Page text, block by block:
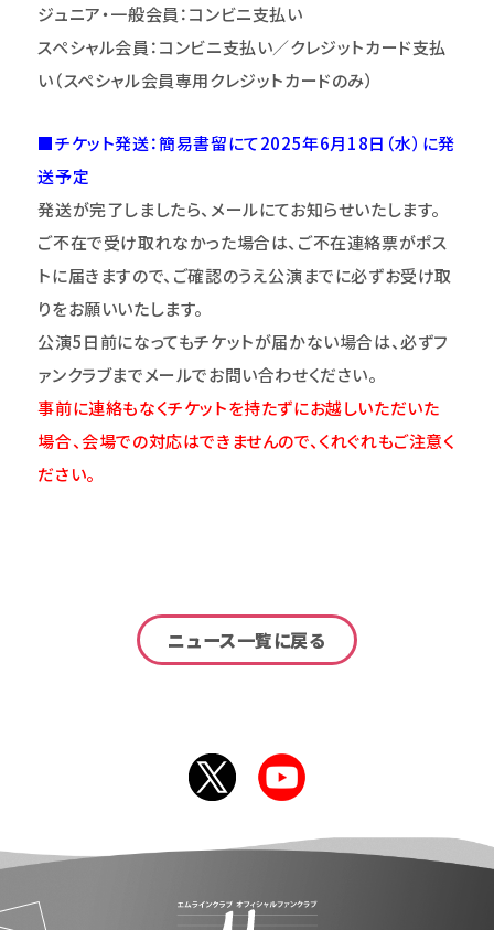
ジュニア・一般会員：コンビニ支払い
スペシャル会員：コンビニ支払い／クレジットカード支払
い（スペシャル会員専用クレジットカードのみ）
■チケット発送：簡易書留にて2025年6月18日（水）に発
送予定
発送が完了しましたら、メールにてお知らせいたします。
ご不在で受け取れなかった場合は、ご不在連絡票がポス
トに届きますので、ご確認のうえ公演までに必ずお受け取
りをお願いいたします。
公演5日前になってもチケットが届かない場合は、必ずフ
ァンクラブまでメールでお問い合わせください。
事前に連絡もなくチケットを持たずにお越しいただいた
場合、会場での対応はできませんので、くれぐれもご注意く
ださい。
ニュース一覧に戻る